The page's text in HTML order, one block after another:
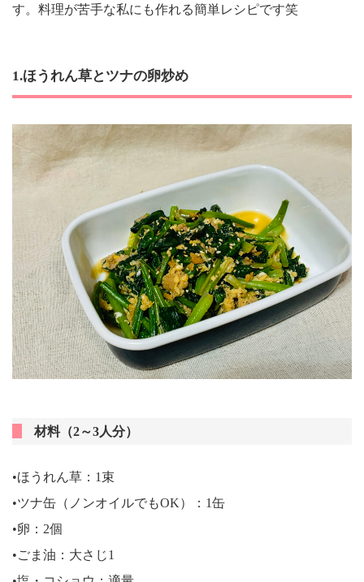
す。料理が苦手な私にも作れる簡単レシピです笑
1.ほうれん草とツナの卵炒め
材料（2～3人分）
•ほうれん草：1束
•ツナ缶（ノンオイルでもOK）：1缶
•卵：2個
•ごま油：大さじ1